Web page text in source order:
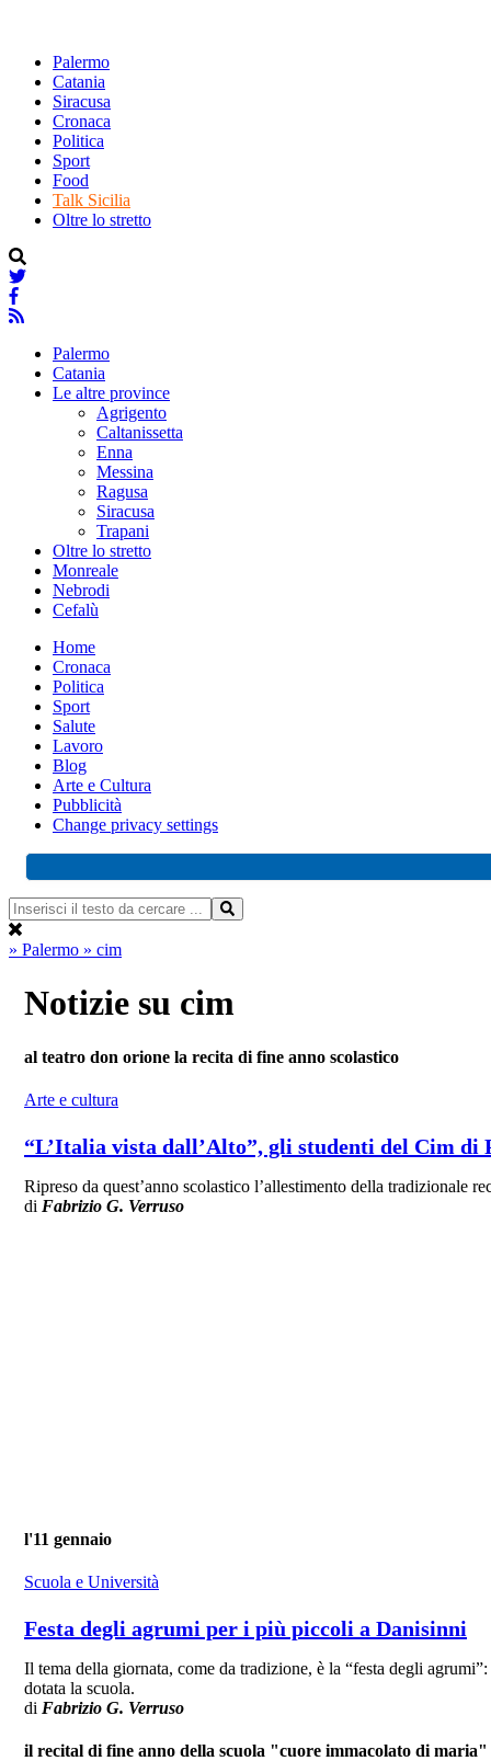
Palermo
Catania
Siracusa
Cronaca
Politica
Sport
Food
Talk Sicilia
Oltre lo stretto
Palermo
Catania
Le altre province
Agrigento
Caltanissetta
Enna
Messina
Ragusa
Siracusa
Trapani
Oltre lo stretto
Monreale
Nebrodi
Cefalù
Home
Cronaca
Politica
Sport
Salute
Lavoro
Blog
Arte e Cultura
Pubblicità
Change privacy settings
» Palermo » cim
Notizie su cim
al teatro don orione la recita di fine anno scolastico
Arte e cultura
“L’Italia vista dall’Alto”, gli studenti del Cim di
Ripreso da quest’anno scolastico l’allestimento della tradizionale
di Fabrizio G. Verruso
l'11 gennaio
Scuola e Università
Festa degli agrumi per i più piccoli a Danisinni
Il tema della giornata, come da tradizione, è la “festa degli
dotata la scuola.
di Fabrizio G. Verruso
il recital di fine anno della scuola "cuore immacolato di maria"